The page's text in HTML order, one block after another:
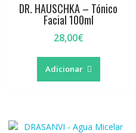
DR. HAUSCHKA – Tónico
Facial 100ml
28,00€
Adicionar